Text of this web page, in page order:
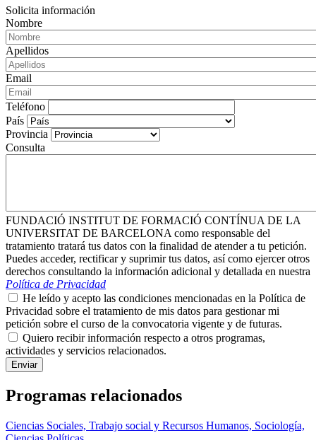
Solicita información
Nombre
Apellidos
Email
Teléfono
País
Provincia
Consulta
FUNDACIÓ INSTITUT DE FORMACIÓ CONTÍNUA DE LA
UNIVERSITAT DE BARCELONA como responsable del
tratamiento tratará tus datos con la finalidad de atender a tu petición.
Puedes acceder, rectificar y suprimir tus datos, así como ejercer otros
derechos consultando la información adicional y detallada en nuestra
Política de Privacidad
He leído y acepto las condiciones mencionadas en la Política de
Privacidad sobre el tratamiento de mis datos para gestionar mi
petición sobre el curso de la convocatoria vigente y de futuras.
Quiero recibir información respecto a otros programas,
actividades y servicios relacionados.
Programas relacionados
Ciencias Sociales, Trabajo social y Recursos Humanos, Sociología,